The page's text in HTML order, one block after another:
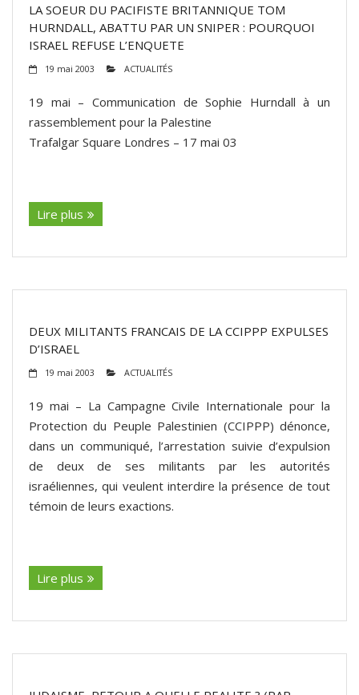
LA SOEUR DU PACIFISTE BRITANNIQUE TOM
HURNDALL, ABATTU PAR UN SNIPER : POURQUOI
ISRAEL REFUSE L’ENQUETE
19 mai 2003 ACTUALITÉS
19 mai – Communication de Sophie Hurndall à un
rassemblement pour la Palestine
Trafalgar Square Londres – 17 mai 03
Lire plus
DEUX MILITANTS FRANCAIS DE LA CCIPPP EXPULSES
D’ISRAEL
19 mai 2003 ACTUALITÉS
19 mai – La Campagne Civile Internationale pour la
Protection du Peuple Palestinien (CCIPPP) dénonce,
dans un communiqué, l’arrestation suivie d’expulsion
de deux de ses militants par les autorités
israéliennes, qui veulent interdire la présence de tout
témoin de leurs exactions.
Lire plus